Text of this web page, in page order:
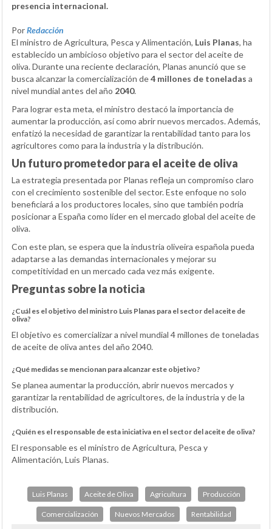
presencia internacional.
PorRedacción
El ministro de Agricultura, Pesca y Alimentación, Luis Planas, ha
establecido un ambicioso objetivo para el sector del aceite de
oliva. Durante una reciente declaración, Planas anunció que se
busca alcanzar la comercialización de4 millones de toneladas a
nivel mundial antes del año 2040.
Para lograr esta meta, el ministro destacó la importancia de
aumentar la producción, así como abrir nuevos mercados. Además,
enfatizó la necesidad de garantizar la rentabilidad tanto para los
agricultores como para la industria y la distribución.
Un futuro prometedor para el aceite de oliva
La estrategia presentada por Planas refleja un compromiso claro
con el crecimiento sostenible del sector. Este enfoque no solo
beneficiará a los productores locales, sino que también podría
posicionar a España como líder en el mercado global del aceite de
oliva.
Con este plan, se espera que la industria oliveira española pueda
adaptarse a las demandas internacionales y mejorar su
competitividad en un mercado cada vez más exigente.
Preguntas sobre la noticia
¿Cuál es el objetivo del ministro Luis Planas para el sector del aceite de
oliva?
El objetivo es comercializar a nivel mundial 4 millones de toneladas
de aceite de oliva antes del año 2040.
¿Qué medidas se mencionan para alcanzar este objetivo?
Se planea aumentar la producción, abrir nuevos mercados y
garantizar la rentabilidad de agricultores, de la industria y de la
distribución.
¿Quién es el responsable de esta iniciativa en el sector del aceite de oliva?
El responsable es el ministro de Agricultura, Pesca y
Alimentación, Luis Planas.
Luis Planas Aceite de Oliva Agricultura Producción
Comercialización Nuevos Mercados Rentabilidad